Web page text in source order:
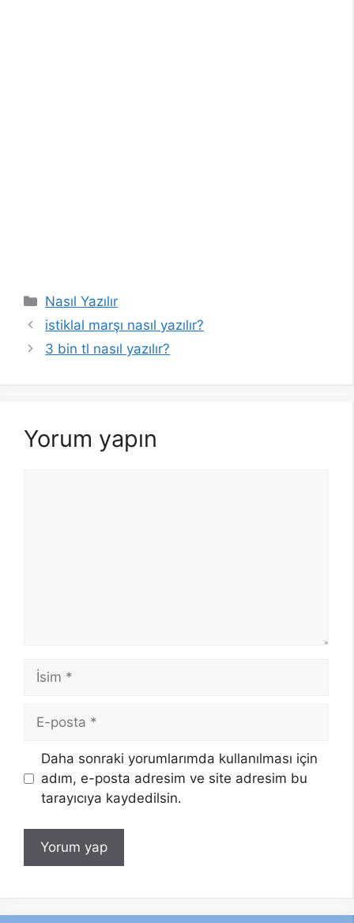
Kategoriler
Nasıl Yazılır
istiklal marşı nasıl yazılır?
3 bin tl nasıl yazılır?
Yorum yapın
İsim
posta
Daha sonraki yorumlarımda kullanılması için
adım, e-posta adresim ve site adresim bu
tarayıcıya kaydedilsin.